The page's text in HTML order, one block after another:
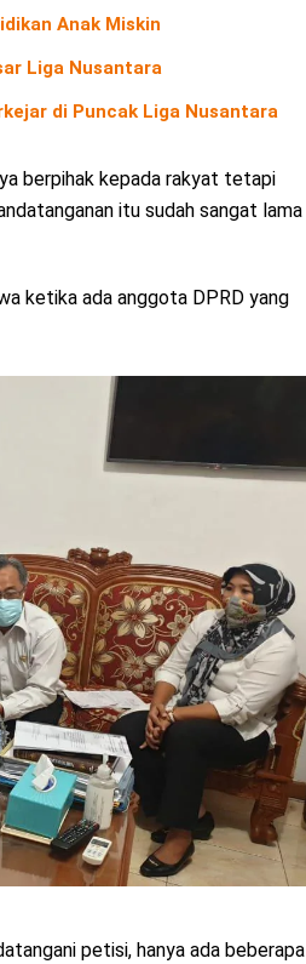
Anak Miskin
Liga Nusantara
di Puncak Liga Nusantara
berpihak kepada rakyat tetapi
itu sudah sangat lama
ketika ada anggota DPRD yang
petisi, hanya ada beberapa